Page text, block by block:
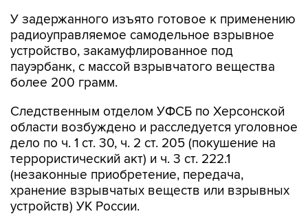
У задержанного изъято готовое к применению
радиоуправляемое самодельное взрывное
устройство, закамуфлированное под
пауэрбанк, с массой взрывчатого вещества
более 200 грамм.
Следственным отделом УФСБ по Херсонской
области возбуждено и расследуется уголовное
дело по ч. 1 ст. 30, ч. 2 ст. 205 (покушение на
террористический акт) и ч. 3 ст. 222.1
(незаконные приобретение, передача,
хранение взрывчатых веществ или взрывных
устройств) УК России.